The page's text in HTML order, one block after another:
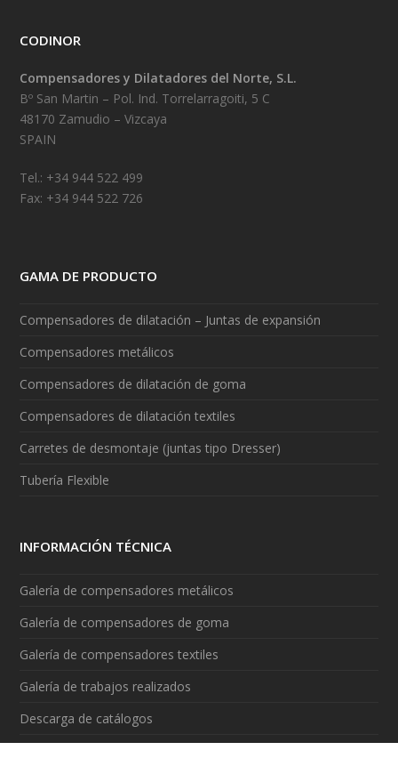
CODINOR
Compensadores y Dilatadores del Norte, S.L.
Bº San Martin – Pol. Ind. Torrelarragoiti, 5 C
48170 Zamudio – Vizcaya
SPAIN
Tel.: +34 944 522 499
Fax: +34 944 522 726
GAMA DE PRODUCTO
Compensadores de dilatación – Juntas de expansión
Compensadores metálicos
Compensadores de dilatación de goma
Compensadores de dilatación textiles
Carretes de desmontaje (juntas tipo Dresser)
Tubería Flexible
INFORMACIÓN TÉCNICA
Galería de compensadores metálicos
Galería de compensadores de goma
Galería de compensadores textiles
Galería de trabajos realizados
Descarga de catálogos